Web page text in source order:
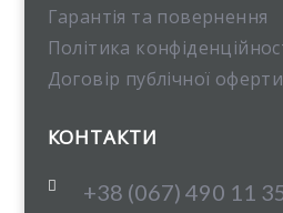
Гарантія та повернення
Політика
Договір публічної оферти
КОНТАКТИ
 +38 (067) 490 11